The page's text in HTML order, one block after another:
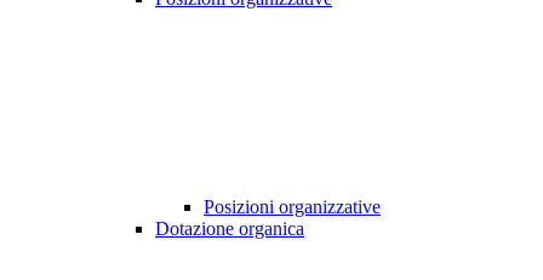
Posizioni organizzative
Dotazione organica